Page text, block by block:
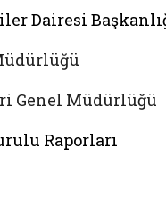
Dairesi
Genel Müdürlüğü
Raporları